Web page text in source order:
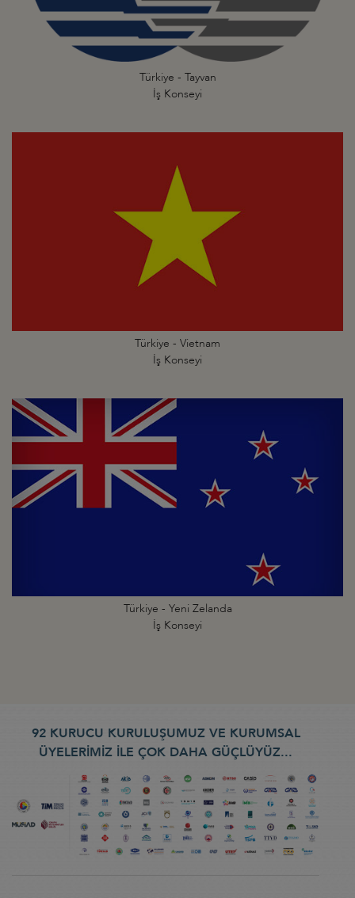
Türkiye - Tayvan
İş Konseyi
Türkiye - Vietnam
İş Konseyi
Türkiye - Yeni Zelanda
İş Konseyi
92 KURUCU KURULUŞUMUZ VE KURUMSAL
ÜYELERİMİZ İLE ÇOK DAHA GÜÇLÜYÜZ...